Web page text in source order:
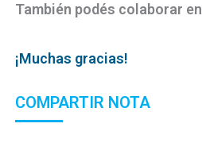
También podés colaborar en
¡Muchas gracias!
COMPARTIR NOTA